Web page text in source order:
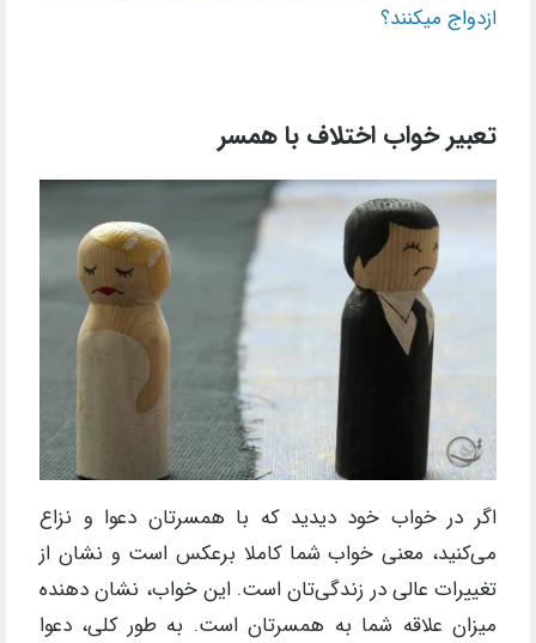
ازدواج میکنند؟
تعبیر خواب اختلاف با همسر
اگر در خواب خود دیدید که با همسرتان دعوا و نزاع
می‌کنید، معنی خواب شما کاملا برعکس است و نشان از
تغییرات عالی در زندگی‌تان است. این خواب، نشان دهنده
میزان علاقه شما به همسرتان است. به طور کلی، دعوا